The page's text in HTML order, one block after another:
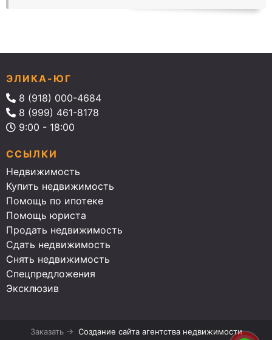
ЭЛИКА-ЮГ
8 (918) 000-4684
8 (999) 461-8178
9:00 - 18:00
ССЫЛКИ
Недвижимость
Купить недвижимость
Помощь по ипотеке
Помощь юриста
Продать недвижимость
Сдать недвижимость
Снять недвижимость
Спецпредложения
Эксклюзив
Заказать → Создание сайта агентства недвижимости